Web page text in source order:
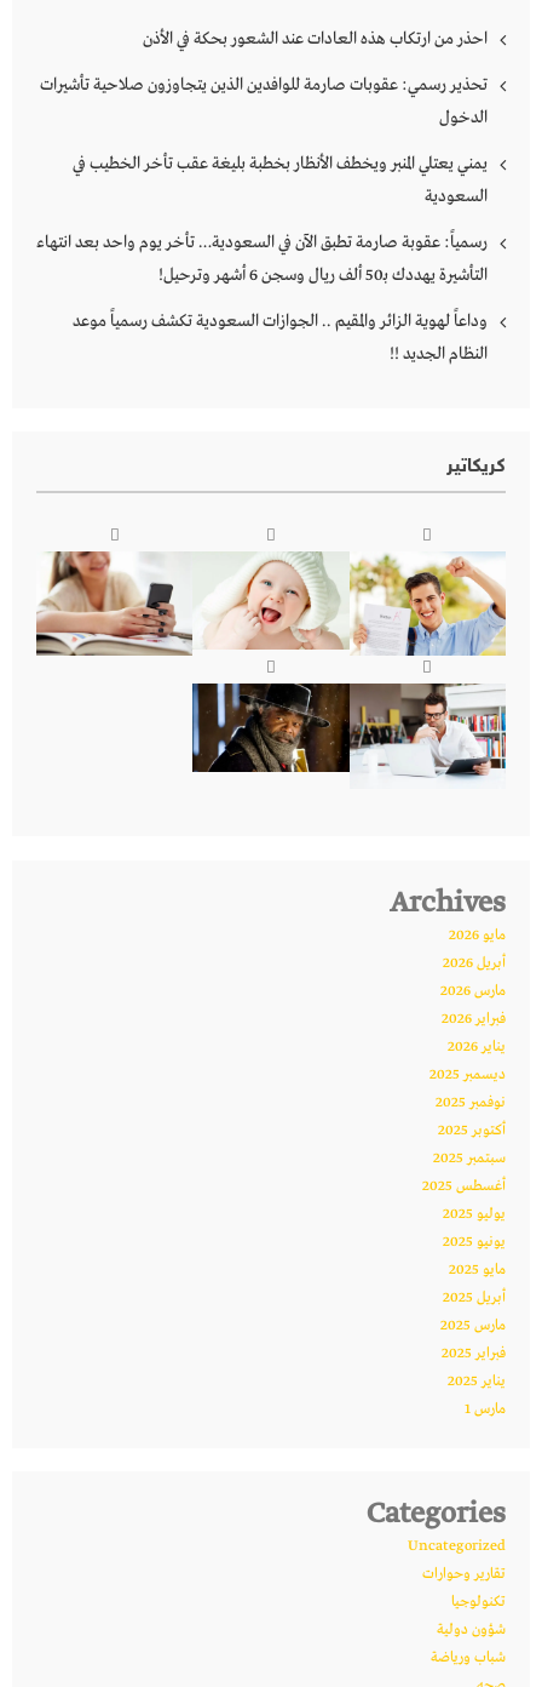
احذر من ارتكاب هذه العادات عند الشعور بحكة في الأذن
تحذير رسمي: عقوبات صارمة للوافدين الذين يتجاوزون صلاحية تأشيرات
الدخول
يمني يعتلي المنبر ويخطف الأنظار بخطبة بليغة عقب تأخر الخطيب في
السعودية
رسمياً: عقوبة صارمة تطبق الآن في السعودية… تأخر يوم واحد بعد انتهاء
التأشيرة يهددك بـ50 ألف ريال وسجن 6 أشهر وترحيل!
وداعاً لهوية الزائر والمقيم .. الجوازات السعودية تكشف رسمياً موعد
النظام الجديد !!
كريكاتير
Archives
مايو 2026
أبريل 2026
مارس 2026
فبراير 2026
يناير 2026
ديسمبر 2025
نوفمبر 2025
أكتوبر 2025
سبتمبر 2025
أغسطس 2025
يوليو 2025
يونيو 2025
مايو 2025
أبريل 2025
مارس 2025
فبراير 2025
يناير 2025
مارس 1
Categories
Uncategorized
تقارير وحوارات
تكنولوجيا
شؤون دولية
شباب ورياضة